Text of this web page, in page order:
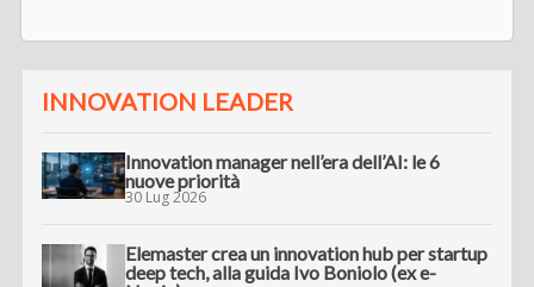
INNOVATION LEADER
Innovation manager nell’era dell’AI: le 6
nuove priorità
30 Lug 2026
Elemaster crea un innovation hub per startup
deep tech, alla guida Ivo Boniolo (ex e-